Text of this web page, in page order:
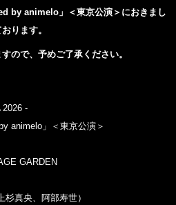
by animelo」＜東京公演＞におきまし
ります。
ので、予めご了承ください。
-
animelo」＜東京公演＞
GARDEN
真央、阿部寿世）